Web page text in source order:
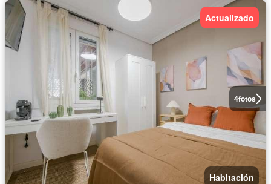
4fotos
Actualizado
Habitación